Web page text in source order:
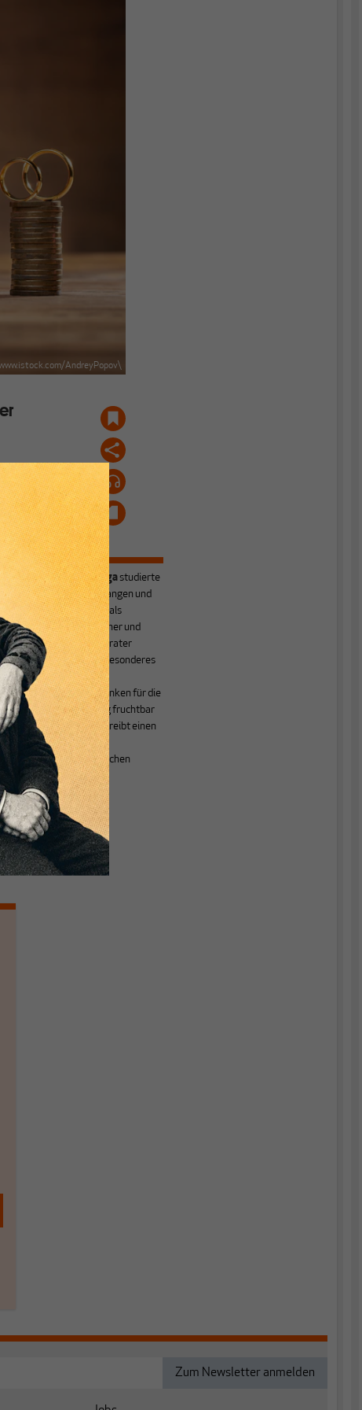
AndreyPopov\
Joachim Nanningastudierte
Philosophie in Erlangen und
Hamburg und hat als
Erwachsenenbildner und
Unternehmensberater
gearbeitet. Sein besonderes
Interesse ist es,
ökonomisches Denken für die
Lehrerfortbildung fruchtbar
zu machen. Er betreibt einen
Blogzu
wirtschaftspolitischen
Themen.